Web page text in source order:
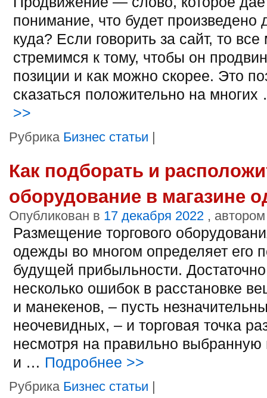
понимание, что будет произведено
куда? Если говорить за сайт, то
стремимся к тому, чтобы он
позиции и как можно скорее. Это
сказаться положительно на
>>
Рубрика Бизнес статьи |
Как подборать и
оборудование в магазине
Опубликован в 17 декабря 2022 , автором
Размещение торгового
одежды во многом определяет его
будущей прибыльности.
несколько ошибок в расстановке
и манекенов, – пусть
неочевидных, – и торговая точка
несмотря на правильно выбранную
и … Подробнее >>
Рубрика Бизнес статьи |